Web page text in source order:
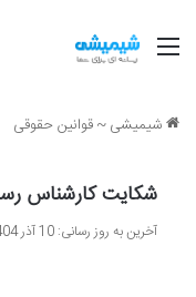
منو
شیمیشی~قوانین حقوقی
شکایت کارشناس
آخرین به روز رسانی: 10 آذر 1404